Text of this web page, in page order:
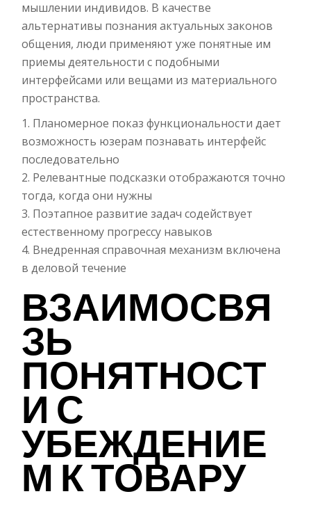
мышлении индивидов. В качестве
альтернативы познания актуальных законов
общения, люди применяют уже понятные им
приемы деятельности с подобными
интерфейсами или вещами из материального
пространства.
Планомерное показ функциональности дает
возможность юзерам познавать интерфейс
последовательно
Релевантные подсказки отображаются точно
тогда, когда они нужны
Поэтапное развитие задач содействует
естественному прогрессу навыков
Внедренная справочная механизм включена
в деловой течение
ВЗАИМОСВЯ
ЗЬ
ПОНЯТНОСТ
И С
УБЕЖДЕНИЕ
М К ТОВАРУ